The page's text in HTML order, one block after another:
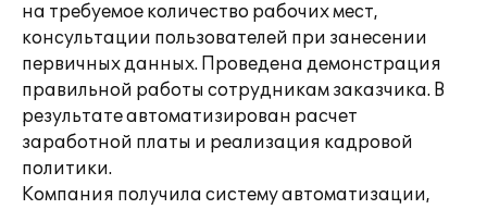
на требуемое количество рабочих мест,
консультации пользователей при занесении
первичных данных. Проведена демонстрация
правильной работы сотрудникам заказчика. В
результате автоматизирован расчет
заработной платы и реализация кадровой
политики.
Компания получила систему автоматизации,